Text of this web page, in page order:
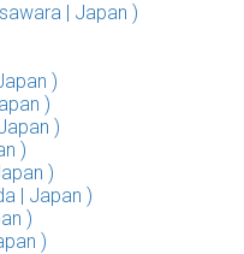
| Japan )
)
)
)
)
)
| Japan )
)
)